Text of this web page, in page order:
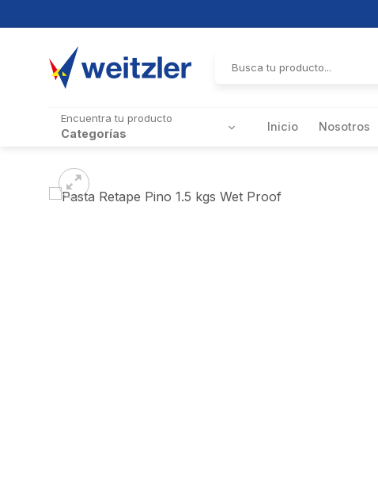
por:
Encuentra tu producto
Categorías Inicio Nosotros